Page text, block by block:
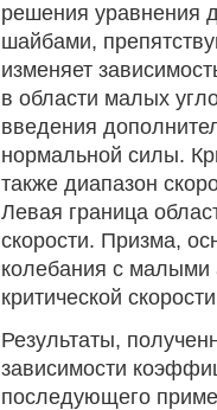
решения уравнения
шайбами,
изменяет
в области малых
введения
нормальной силы.
также диапазон
Левая граница
скорости. Призма,
колебания с
критической
Результаты,
зависимости
последующего